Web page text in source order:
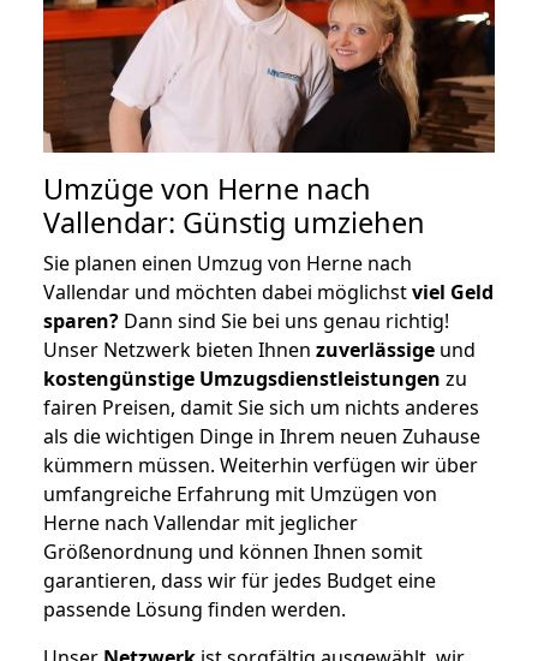
Umzüge von Herne nach
Vallendar: Günstig umziehen
Sie planen einen Umzug von Herne nach
Vallendar und möchten dabei möglichstviel Geld
sparen? Dann sind Sie bei uns genau richtig!
Unser Netzwerk bieten Ihnen zuverlässige und
kostengünstige Umzugsdienstleistungen zu
fairen Preisen, damit Sie sich um nichts anderes
als die wichtigen Dinge in Ihrem neuen Zuhause
kümmern müssen. Weiterhin verfügen wir über
umfangreiche Erfahrung mit Umzügen von
Herne nach Vallendar mit jeglicher
Größenordnung und können Ihnen somit
garantieren, dass wir für jedes Budget eine
passende Lösung finden werden.